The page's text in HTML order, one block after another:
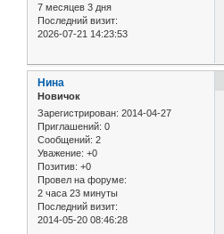
7 месяцев 3 дня
Последний визит:
2026-07-21 14:23:53
Нина
Новичок
Зарегистрирован: 2014-04-27
Приглашений: 0
Сообщений: 2
Уважение: +0
Позитив: +0
Провел на форуме:
2 часа 23 минуты
Последний визит:
2014-05-20 08:46:28